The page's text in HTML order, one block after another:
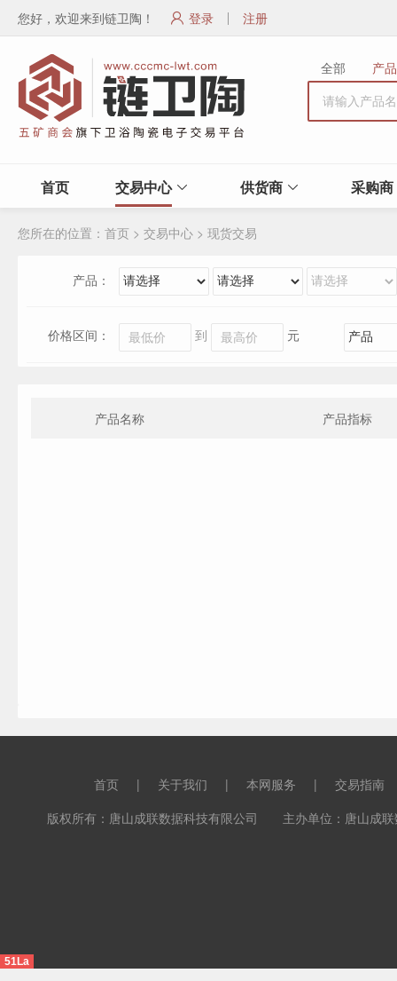
您好，欢迎来到链卫陶！ 登录 注册
全部 产品
首页 交易中心 供货商 采购商
您所在的位置： 首页 > 交易中心 > 现货交易
产品：
价格区间： 到 元
产品名称 产品指标
首页 | 关于我们 | 本网服务 |
交易指南
版权所有：唐山成联数据科技有限公司 主办单位：唐山成
51La